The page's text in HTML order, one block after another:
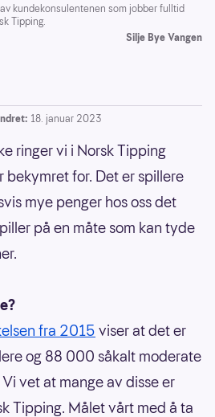
kundekonsulentenen som jobber fulltid
Tipping.
Silje Bye Vangen
18. januar 2023
ringer vi i Norsk Tipping
bekymret for. Det er spillere
mye penger hos oss det
på en måte som kan tyde
fra 2015 viser at det er
og 88 000 såkalt moderate
vet at mange av disse er
Tipping. Målet vårt med å ta